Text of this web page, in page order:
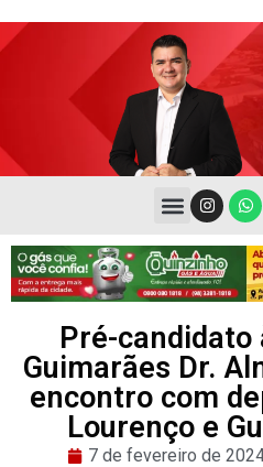
Pré-
Guimarães Dr.
encontro com
Lourenço e
7 de fevereiro de